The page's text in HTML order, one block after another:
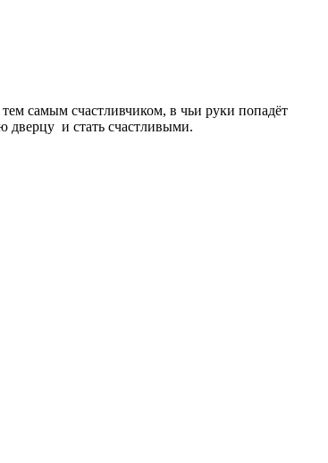
самым счастливчиком, в чьи руки попадёт
дверцу и стать счастливыми.